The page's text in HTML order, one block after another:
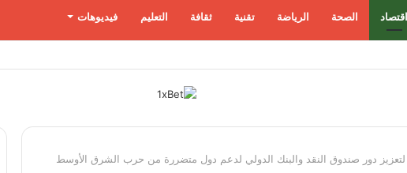
اقتصاد الصحة الرياضة تقنية ثقافة التعليم فيديوهات
قوة الطلب المحلي
لتعزيز دور صندوق النقد والبنك الدولي لدعم دول متضررة من حرب الشرق الأوسط